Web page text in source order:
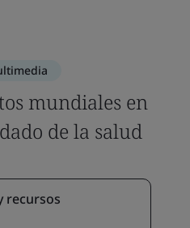
mundiales en
de la salud
recursos